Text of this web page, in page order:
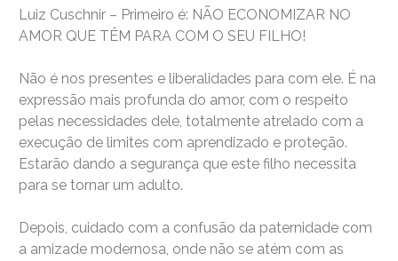
Luiz Cuschnir – Primeiro é: NÃO ECONOMIZAR NO
AMOR QUE TÊM PARA COM O SEU FILHO!
Não é nos presentes e liberalidades para com ele. É na
expressão mais profunda do amor, com o respeito
pelas necessidades dele, totalmente atrelado com a
execução de limites com aprendizado e proteção.
Estarão dando a segurança que este filho necessita
para se tornar um adulto.
Depois, cuidado com a confusão da paternidade com
a amizade modernosa, onde não se atém com as